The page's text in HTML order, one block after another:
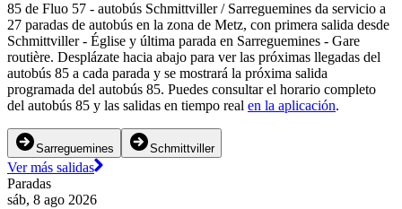
85 de Fluo 57 - autobús Schmittviller / Sarreguemines da servicio a
27 paradas de autobús en la zona de Metz, con primera salida desde
Schmittviller - Église y última parada en Sarreguemines - Gare
routière. Desplázate hacia abajo para ver las próximas llegadas del
autobús 85 a cada parada y se mostrará la próxima salida
programada del autobús 85. Puedes consultar el horario completo
del autobús 85 y las salidas en tiempo real en la aplicación.
Sarreguemines Schmittviller
Ver más salidas
Paradas
sáb, 8 ago 2026